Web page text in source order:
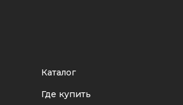
Каталог
Где купить